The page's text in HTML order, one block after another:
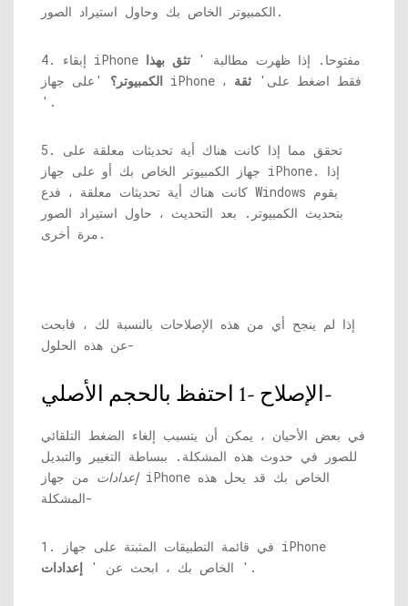
الكمبيوتر الخاص بك وحاول استيراد الصور.
4. إبقاء iPhone مفتوحا. إذا ظهرت مطالبة ' تثق بهذا
الكمبيوتر؟
'على جهاز iPhone ، فقط اضغط على' ثقة
'.
5. تحقق مما إذا كانت هناك أية تحديثات معلقة على
جهاز الكمبيوتر الخاص بك أو على جهاز iPhone. إذا
كانت هناك أية تحديثات معلقة ، فدع Windows يقوم
بتحديث الكمبيوتر. بعد التحديث ، حاول استيراد الصور
مرة أخرى.
إذا لم ينجح أي من هذه الإصلاحات بالنسبة لك ، فابحث
عن هذه الحلول-
الإصلاح -1 احتفظ بالحجم الأصلي-
في بعض الأحيان ، يمكن أن يتسبب إلغاء الضغط التلقائي
للصور في حدوث هذه المشكلة. ببساطة التغيير والتبديل
إعدادات من جهاز iPhone الخاص بك قد يحل هذه
المشكلة-
1. في قائمة التطبيقات المثبتة على جهاز iPhone
الخاص بك ، ابحث عن ' إعدادات '.